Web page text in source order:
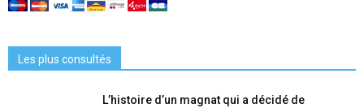
Les plus consultés
L’histoire d’un magnat qui a décidé de